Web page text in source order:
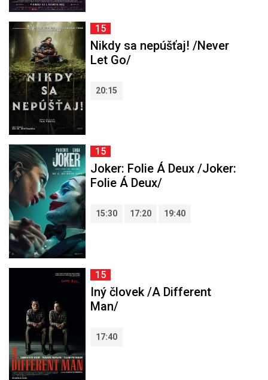
15
Nikdy sa nepúšťaj! /Never
Let Go/
20:15
15
Joker: Folie Á Deux /Joker:
Folie Á Deux/
15:30 17:20 19:40
15
Iný človek /A Different
Man/
17:40